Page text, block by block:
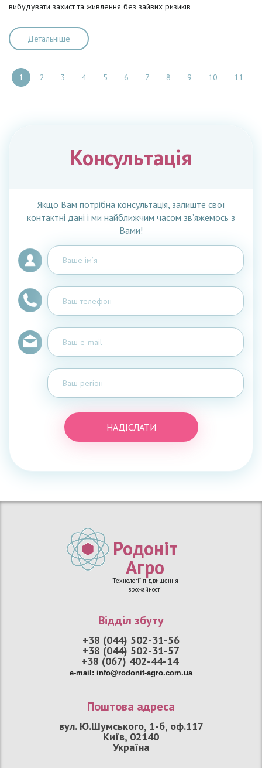
вибудувати захист та живлення без зайвих ризиків
Детальніше
1 2 3 4 5 6 7 8 9 10 11
Консультація
Якщо Вам потрібна консультація, залиште свої
контактні дані і ми найближчим часом зв’яжемось з
Вами!
НАДІСЛАТИ
Родоніт
Агро
Технології підвищення
врожайності
Відділ збуту
+38 (044) 502-31-56
+38 (044) 502-31-57
+38 (067) 402-44-14
e-mail : info@rodonit-agro.com.ua
Поштова адреса
вул. Ю.Шумського, 1-б, оф.117
Київ, 02140
Україна